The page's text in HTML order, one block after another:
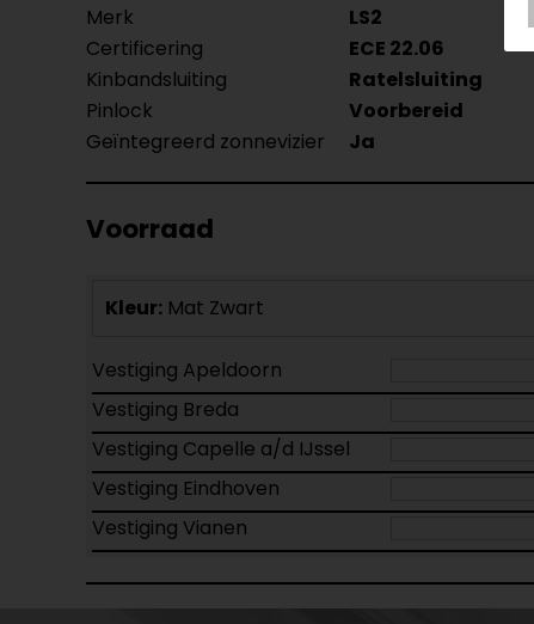
Merk
LS2
Certificering
ECE 22.06
Kinbandsluiting
Ratelsluiting
Pinlock
Voorbereid
Geïntegreerd zonnevizier
Ja
Voorraad
Kleur: Mat Zwart
Vestiging Apeldoorn
Vestiging Breda
Vestiging Capelle a/d IJssel
Vestiging Eindhoven
Vestiging Vianen